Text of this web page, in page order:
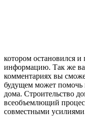
котором остановился
информацию. Так же
комментариях вы
будущем может помочь
дома. Строительство
всеобъемлющий
совместными